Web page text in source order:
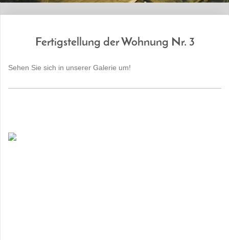
Fertigstellung der Wohnung Nr. 3
Sehen Sie sich in unserer Galerie um!